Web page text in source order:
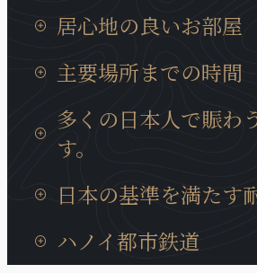
タンロン工業団地までの移動時間
国際空港までは30分と通勤等にも
居心地の良いお部屋
日本製の設備が充実していて、ベ
日本の我が家の居心地に癒やされ
主要場所までの時間
タンロン工業団地までの移動時間
国際空港までは30分と通勤等にも
に位置しております。
多くの日本人で賑わ
す。
近くには多くの日系企業も、キム
ン通りに集まっています。また、
宅街にも近いロケーションです。
日本の基準を満たす
ハノイの建造物では非常にめずら
ルディングで、安心に宿泊できます
ハノイ都市鉄道